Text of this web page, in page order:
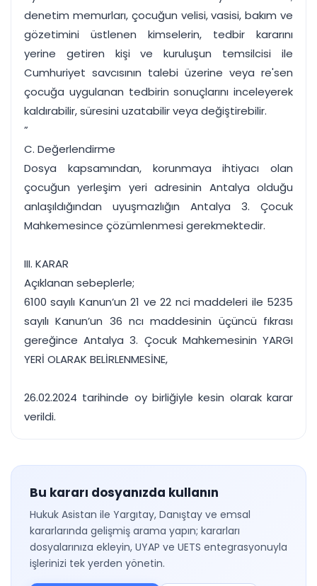
denetim memurları, çocuğun velisi, vasisi, bakım ve
gözetimini üstlenen kimselerin, tedbir kararını
yerine getiren kişi ve kuruluşun temsilcisi ile
Cumhuriyet savcısının talebi üzerine veya re'sen
çocuğa uygulanan tedbirin sonuçlarını inceleyerek
kaldırabilir, süresini uzatabilir veya değiştirebilir.
”
C. Değerlendirme
Dosya kapsamından, korunmaya ihtiyacı olan
çocuğun yerleşim yeri adresinin Antalya olduğu
anlaşıldığından uyuşmazlığın Antalya 3. Çocuk
Mahkemesince çözümlenmesi gerekmektedir.
III. KARAR
Açıklanan sebeplerle;
6100 sayılı Kanun’un 21 ve 22 nci maddeleri ile 5235
sayılı Kanun’un 36 ncı maddesinin üçüncü fıkrası
gereğince Antalya 3. Çocuk Mahkemesinin YARGI
YERİ OLARAK BELİRLENMESİNE,
26.02.2024 tarihinde oy birliğiyle kesin olarak karar
verildi.
Bu kararı dosyanızda kullanın
Hukuk Asistan ile Yargıtay, Danıştay ve emsal
kararlarında gelişmiş arama yapın; kararları
dosyalarınıza ekleyin, UYAP ve UETS entegrasyonuyla
işlerinizi tek yerden yönetin.